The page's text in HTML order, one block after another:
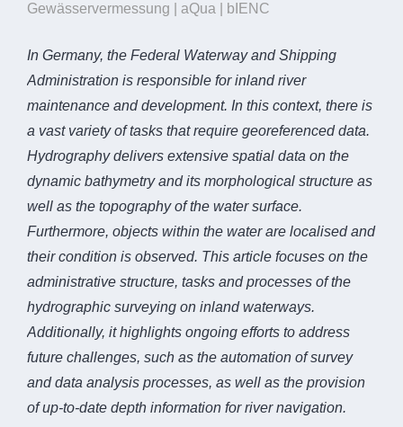
Gewässervermessung | aQua | bIENC
In Germany, the Federal Waterway and Shipping
Administration is responsible for inland river
maintenance and development. In this context, there is
a vast variety of tasks that require georeferenced data.
Hydrography delivers extensive spatial data on the
dynamic bathymetry and its morphological structure as
well as the topography of the water surface.
Furthermore, objects within the water are localised and
their condition is observed. This article focuses on the
administrative structure, tasks and processes of the
hydrographic surveying on inland waterways.
Additionally, it highlights ongoing efforts to address
future challenges, such as the automation of survey
and data analysis processes, as well as the provision
of up-to-date depth information for river navigation.